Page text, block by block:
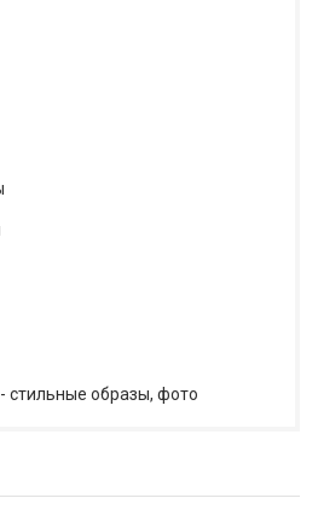
стильные образы, фото